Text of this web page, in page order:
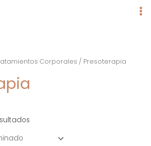
Corporales / Presoterapia